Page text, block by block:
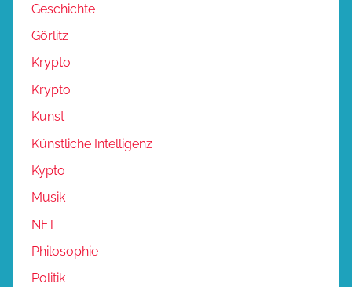
Geschichte
Görlitz
Krypto
Krypto
Kunst
Künstliche Intelligenz
Kypto
Musik
NFT
Philosophie
Politik